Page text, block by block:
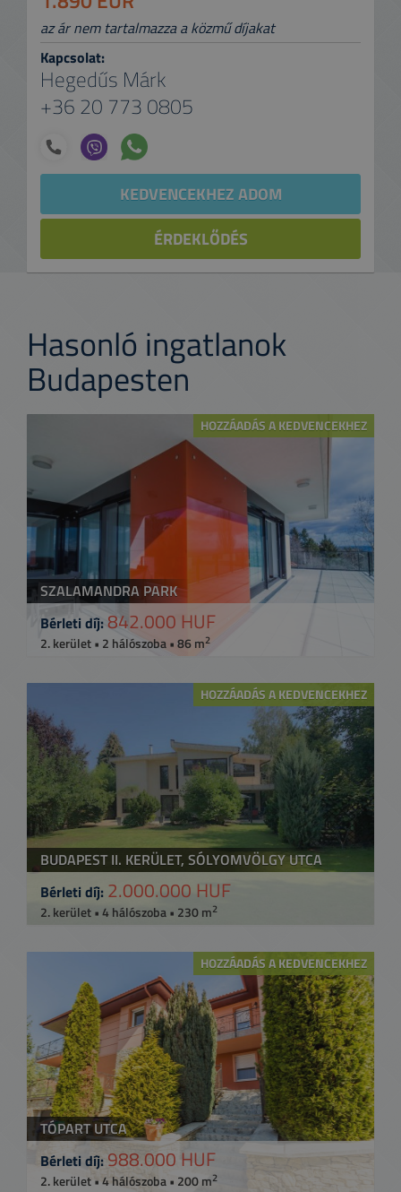
az ár nem tartalmazza a közmű díjakat
Kapcsolat:
Hegedűs Márk
+36 20 773 0805
KEDVENCEKHEZ ADOM
ÉRDEKLŐDÉS
Hasonló ingatlanok
Budapesten
HOZZÁADÁS A KEDVENCEKHEZ
SZALAMANDRA PARK
Bérleti díj:842.000 HUF
2. kerület • 2 hálószoba • 86 m2
HOZZÁADÁS A KEDVENCEKHEZ
BUDAPEST II. KERÜLET, SÓLYOMVÖLGY UTCA
Bérleti díj: 2.000.000 HUF
2. kerület • 4 hálószoba • 230 m2
HOZZÁADÁS A KEDVENCEKHEZ
TÓPART UTCA
Bérleti díj: 988.000 HUF
2. kerület • 4 hálószoba • 200 m2